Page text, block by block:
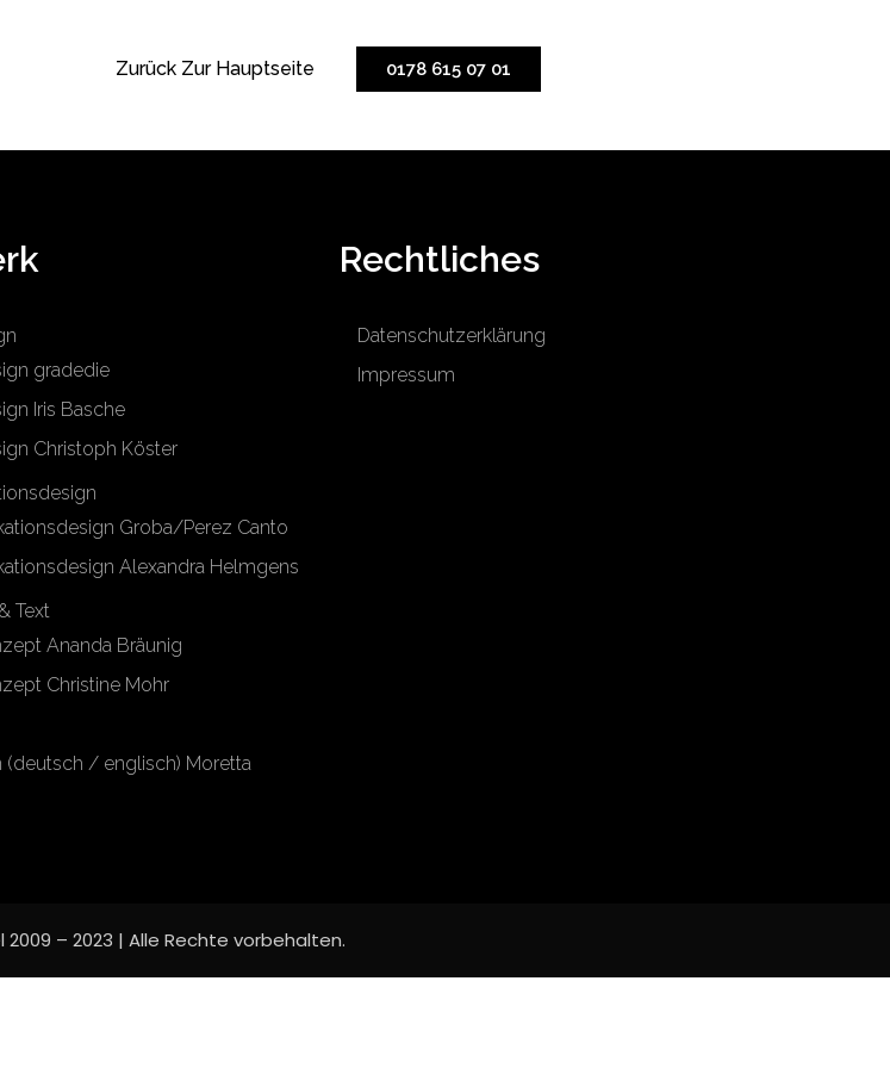
Zurück Zur Hauptseite 0178 615 07 01
gradedie
Iris Basche
Christoph Köster
Groba/Perez Canto
Alexandra Helmgens
Text
Ananda Bräunig
Christine Mohr
(deutsch / englisch) Moretta
Rechtliches
Datenschutzerklärung
Impressum
2009 – 2023 | Alle Rechte vorbehalten.